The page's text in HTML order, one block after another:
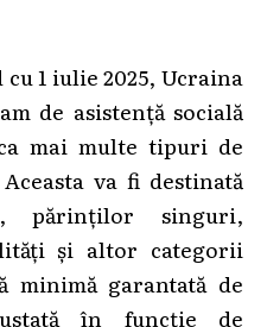
1 iulie 2025, Ucraina
de asistență socială
mai multe tipuri de
va fi destinată
părinților singuri,
și altor categorii
minimă garantată de
în funcție de